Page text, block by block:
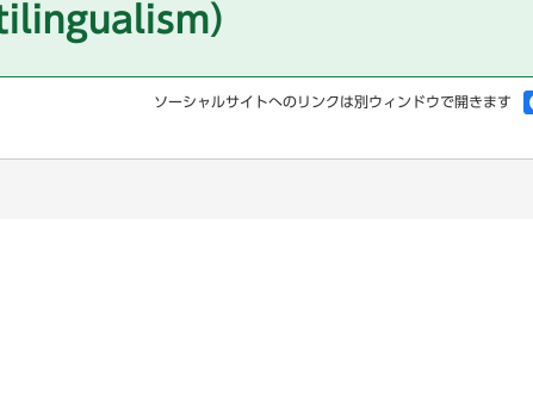
）
ソーシャルサイトへのリンクは別ウィンドウで開きます